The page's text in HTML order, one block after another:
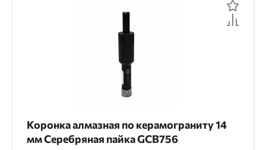
Коронка алмазная по керамограниту 14
мм Серебряная пайка GCB756